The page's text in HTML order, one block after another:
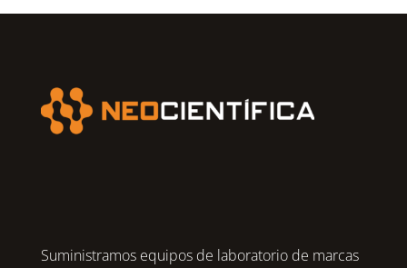
Suministramos equipos de laboratorio de marcas